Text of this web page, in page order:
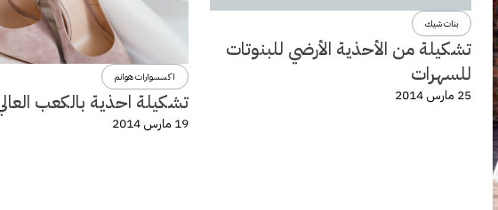
بنات شيك
تشكيلة من الأحذية الأرضي للبنوتات
للسهرات
25 مارس 2014
اكسسوارات هوانم
تشكيلة احذية بالكعب
19 مارس 2014